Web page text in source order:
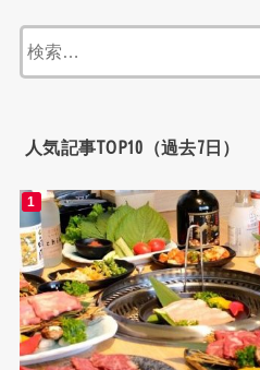
人気記事TOP10（過去7日）